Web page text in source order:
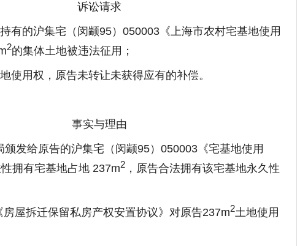
诉讼请求
有的沪集宅（闵颛95）050003《上海市农村宅基地使用
2的集体土地被违法征用；
使用权，原告未转让未获得应有的补偿。
事实与理由
颁发给原告的沪集宅（闵颛95）050003《宅基地使用
拥有宅基地占地 237m2 ，原告合法拥有该宅基地永久性
屋拆迁保留私房产权安置协议》对原告237m2土地使用